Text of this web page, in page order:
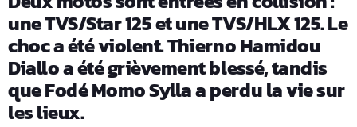
une TVS/Star 125 et une TVS/HLX 125. Le
choc a été violent. Thierno Hamidou
Diallo a été grièvement blessé, tandis
que Fodé Momo Sylla a perdu la vie sur
les lieux.